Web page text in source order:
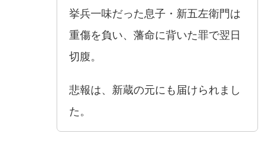
挙兵一味だった息子・新五左衛門は
重傷を負い、藩命に背いた罪で翌日
切腹。
悲報は、新蔵の元にも届けられまし
た。